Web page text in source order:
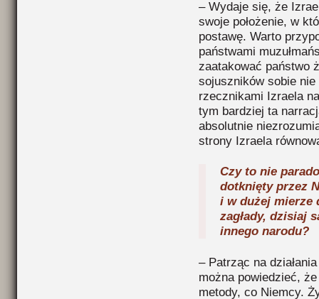
– Wydaje się, że
swoje położenie, w
postawę. Warto
państwami
zaatakować państwo
sojuszników sobie
rzecznikami Izraela
tym bardziej ta
absolutnie
strony Izraela
Czy to nie
dotknięty przez
i w dużej mierze
zagłady, dzisiaj
innego
– Patrząc na
można powiedzieć,
metody, co Niemcy.